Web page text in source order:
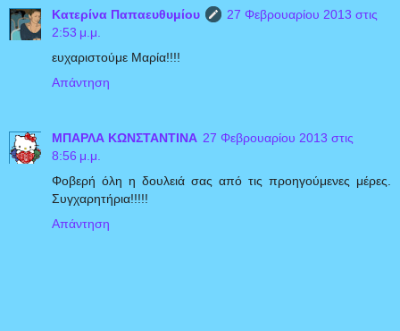
Κατερίνα Παπαευθυμίου
27 Φεβρουαρίου 2013 στις
2:53 μ.μ.
ευχαριστούμε Μαρία!!!!
Απάντηση
ΜΠΑΡΛΑ ΚΩΝΣΤΑΝΤΙΝΑ 27 Φεβρουαρίου 2013 στις
8:56 μ.μ.
Φοβερή όλη η δουλειά σας από τις προηγούμενες μέρες.
Συγχαρητήρια!!!!!
Απάντηση